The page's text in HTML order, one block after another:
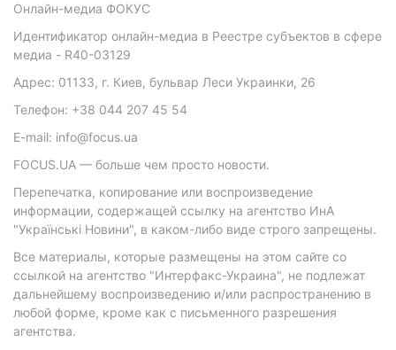
Онлайн-медиа ФОКУС
Идентификатор онлайн-медиа в Реестре субъектов в сфере
медиа - R40-03129
Адрес: 01133, г. Киев, бульвар Леси Украинки, 26
Телефон: +38 044 207 45 54
E-mail: info@focus.ua
FOCUS.UA — больше чем просто новости.
Перепечатка, копирование или воспроизведение
информации, содержащей ссылку на агентство ИнА
"Українські Новини", в каком-либо виде строго запрещены.
Все материалы, которые размещены на этом сайте со
ссылкой на агентство "Интерфакс-Украина", не подлежат
дальнейшему воспроизведению и/или распространению в
любой форме, кроме как с письменного разрешения
агентства.